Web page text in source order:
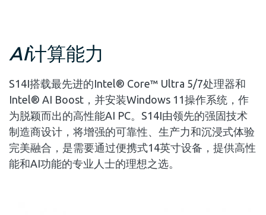
AI计算能力
S14I搭载最先进的Intel® Core™ Ultra 5/7处理器和
Intel® AI Boost，并安装Windows 11操作系统，作
为脱颖而出的高性能AI PC。S14I由领先的强固技术
制造商设计，将增强的可靠性、生产力和沉浸式体验
完美融合，是需要通过便携式14英寸设备，提供高性
能和AI功能的专业人士的理想之选。